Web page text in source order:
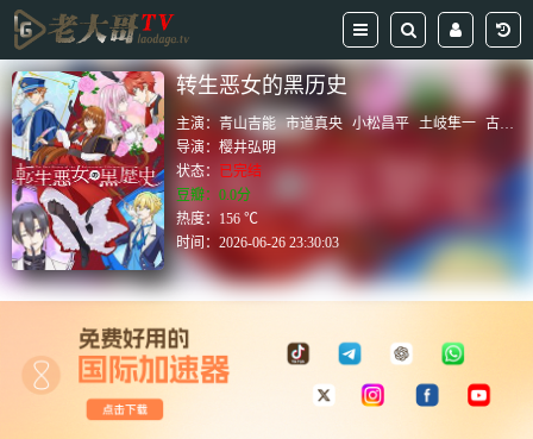
转生恶女的黑历史
主演：青山吉能 市道真央 小松昌平 土岐隼一 古川慎
导演：樱井弘明
状态： 已完结
豆瓣：0.0分
热度：156 ℃
时间：2026-06-26 23:30:03